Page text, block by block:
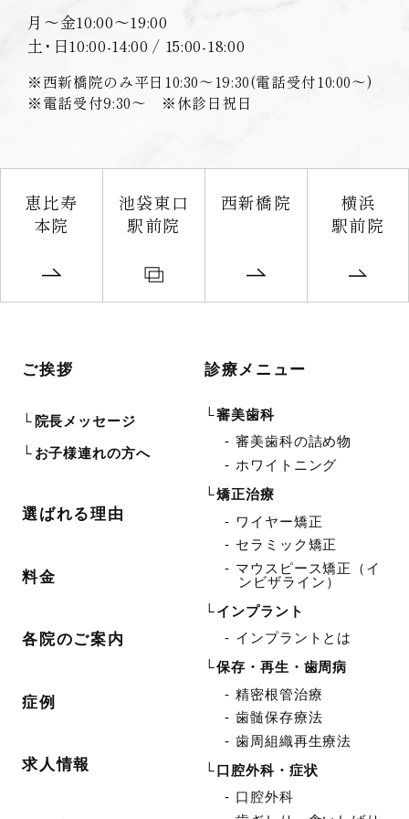
月〜金10:00〜19:00
土･日10:00-14:00 / 15:00-18:00
※西新橋院のみ平日10:30〜19:30(電話受付10:00〜)
※電話受付9:30〜 ※休診日祝日
恵比寿
本院
池袋東口
駅前院
西新橋院
横浜
駅前院
ご挨拶
院長メッセージ
お子様連れの方へ
選ばれる理由
料金
各院のご案内
症例
求人情報
診療メニュー
審美歯科
審美歯科の詰め物
ホワイトニング
矯正治療
ワイヤー矯正
セラミック矯正
マウスピース矯正（イ
ンビザライン）
インプラント
インプラントとは
保存・再生・歯周病
精密根管治療
歯髄保存療法
歯周組織再生療法
口腔外科・症状
口腔外科